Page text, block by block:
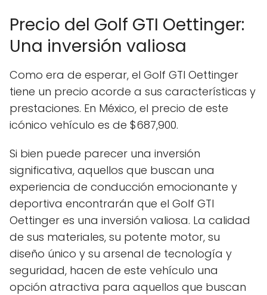
Precio del Golf GTI Oettinger:
Una inversión valiosa
Como era de esperar, el Golf GTI Oettinger
tiene un precio acorde a sus características y
prestaciones. En México, el precio de este
icónico vehículo es de $687,900.
Si bien puede parecer una inversión
significativa, aquellos que buscan una
experiencia de conducción emocionante y
deportiva encontrarán que el Golf GTI
Oettinger es una inversión valiosa. La calidad
de sus materiales, su potente motor, su
diseño único y su arsenal de tecnología y
seguridad, hacen de este vehículo una
opción atractiva para aquellos que buscan